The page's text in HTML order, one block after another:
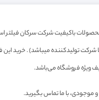
هوا 1227 از محصولات باکیفیت شرکت سرکان
شرکت تولیدکننده میباشد) . خرید این
ویژه فروشگاه می‌باشد.
و موجودی، با ما تماس بگیرید.